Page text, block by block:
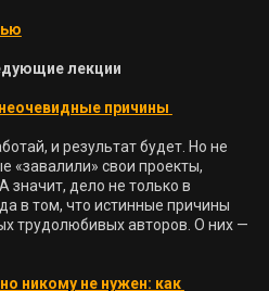
лекции
причины
и результат будет. Но не
«завалили» свои проекты,
значит, дело не только в
в том, что истинные причины
трудолюбивых авторов. О них —
никому не нужен: как